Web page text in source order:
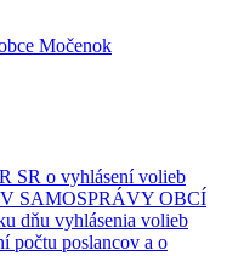
Močenok
SR o vyhlásení volieb
SAMOSPRÁVY OBCÍ
dňu vyhlásenia volieb
počtu poslancov a o